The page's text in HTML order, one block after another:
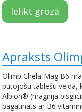
Ielikt grozā
Apraksts
Olimp Chela-Mag B6
putojošu tablešu veidā,
Albion® (magnija
bagātināts ar B6